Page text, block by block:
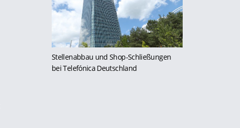
Stellenabbau und Shop-Schließungen
bei Telefónica Deutschland